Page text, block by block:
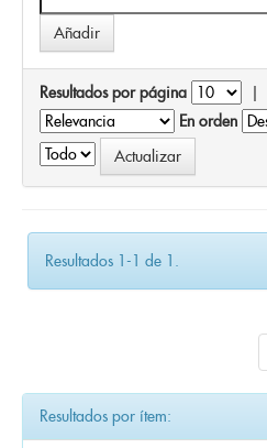
Resultados por página |
En orden
Resultados 1-1 de 1.
Resultados por ítem: